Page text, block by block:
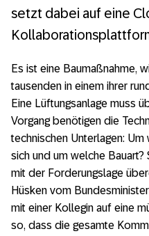
setzt dabei auf eine
Es ist eine Baumaßnahme,
tausenden in einem ihrer
Eine Lüftungsanlage muss
Vorgang benötigen die
technischen Unterlagen:
sich und um welche
mit der Forderungslage
Hüsken vom
mit einer Kollegin auf eine
so, dass die gesamte